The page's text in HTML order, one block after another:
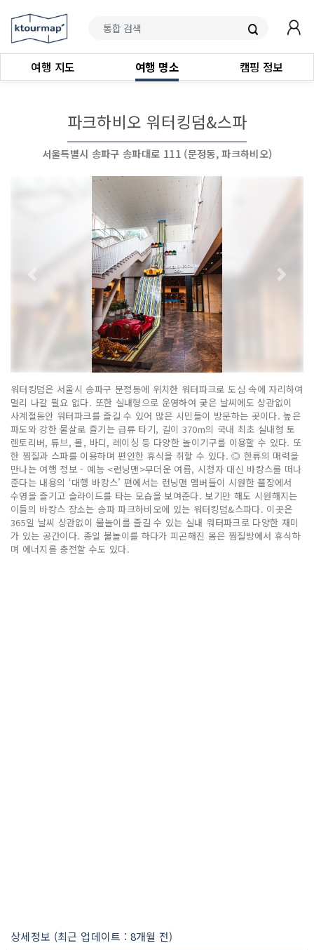
여행 지도 여행 명소 캠핑 정보
파크하비오 워터킹덤&스파
서울특별시 송파구 송파대로 111 (문정동, 파크하비오)
워터킹덤은 서울시 송파구 문정동에 위치한 워터파크로 도심 속에 자리하여
멀리 나갈 필요 없다. 또한 실내형으로 운영하여 궂은 날씨에도 상관없이
사계절동안 워터파크를 즐길 수 있어 많은 시민들이 방문하는 곳이다. 높은
파도와 강한 물살로 즐기는 급류 타기, 길이 370m의 국내 최초 실내형 토
렌토리버, 튜브, 볼, 바디, 레이싱 등 다양한 놀이기구를 이용할 수 있다. 또
한 찜질과 스파를 이용하며 편안한 휴식을 취할 수 있다. ◎ 한류의 매력을
만나는 여행 정보 - 예능 <런닝맨>무더운 여름, 시청자 대신 바캉스를 떠나
준다는 내용의 ‘대행 바캉스’ 편에서는 런닝맨 멤버들이 시원한 풀장에서
수영을 즐기고 슬라이드를 타는 모습을 보여준다. 보기만 해도 시원해지는
이들의 바캉스 장소는 송파 파크하비오에 있는 워터킹덤&스파다. 이곳은
365일 날씨 상관없이 물놀이를 즐길 수 있는 실내 워터파크로 다양한 재미
가 있는 공간이다. 종일 물놀이를 하다가 피곤해진 몸은 찜질방에서 휴식하
며 에너지를 충전할 수도 있다.
상세정보 (최근 업데이트 : 8개월 전)